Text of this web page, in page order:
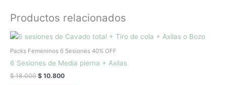
Productos relacionados
Packs Femeninos 6 Sesiones 40% OFF
6 Sesiones de Media pierna + Axilas
$18.000
El
original
$ 18.000.
$ 10.800
El
actual
$ 10.800.